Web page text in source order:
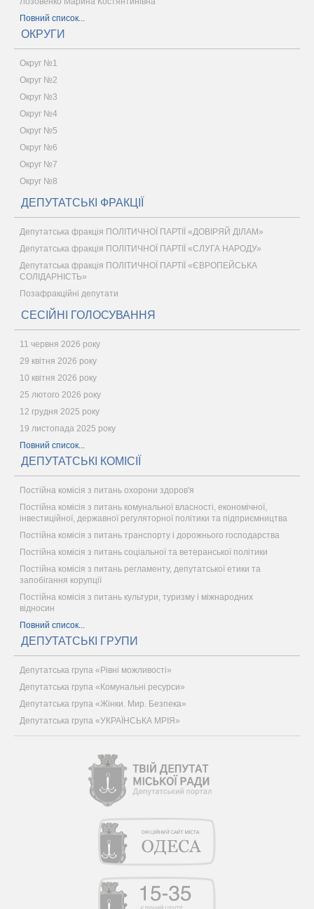
Повний список...
ОКРУГИ
Округ №1
Округ №2
Округ №3
Округ №4
Округ №5
Округ №6
Округ №7
Округ №8
ДЕПУТАТСЬКІ ФРАКЦІЇ
Депутатська фракція ПОЛІТИЧНОЇ ПАРТІЇ «ДОВІРЯЙ ДІЛАМ»
Депутатська фракція ПОЛІТИЧНОЇ ПАРТІЇ «СЛУГА НАРОДУ»
Депутатська фракція ПОЛІТИЧНОЇ ПАРТІЇ «ЄВРОПЕЙСЬКА
СОЛІДАРНІСТЬ»
Позафракційні депутати
СЕСІЙНІ ГОЛОСУВАННЯ
11 червня 2026 року
29 квітня 2026 року
10 квітня 2026 року
25 лютого 2026 року
12 грудня 2025 року
19 листопада 2025 року
Повний список...
ДЕПУТАТСЬКІ КОМІСІЇ
Постійна комісія з питань охорони здоров'я
Постійна комісія з питань комунальної власності, економічної,
інвестиційної, державної регуляторної політики та підприємництва
Постійна комісія з питань транспорту і дорожнього господарства
Постійна комісія з питань соціальної та ветеранської політики
Постійна комісія з питань регламенту, депутатської етики та
запобігання корупції
Постійна комісія з питань культури, туризму і міжнародних
відносин
Повний список...
ДЕПУТАТСЬКІ ГРУПИ
Депутатська група «Рівні можливості»
Депутатська група «Комунальні ресурси»
Депутатська група «Жінки. Мир. Безпека»
Депутатська група «УКРАЇНСЬКА МРІЯ»